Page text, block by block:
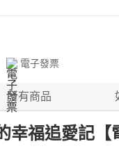
電子發票
所有商品
幸福追愛記【